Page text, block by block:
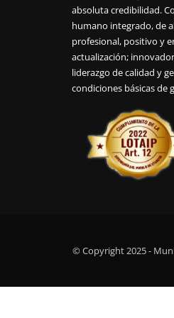
absoluta credibilidad.
humano integrado, de
profesional, positivo y
actualización;
liderazgo de calidad y
condiciones básicas de
© Copyright 2025 -